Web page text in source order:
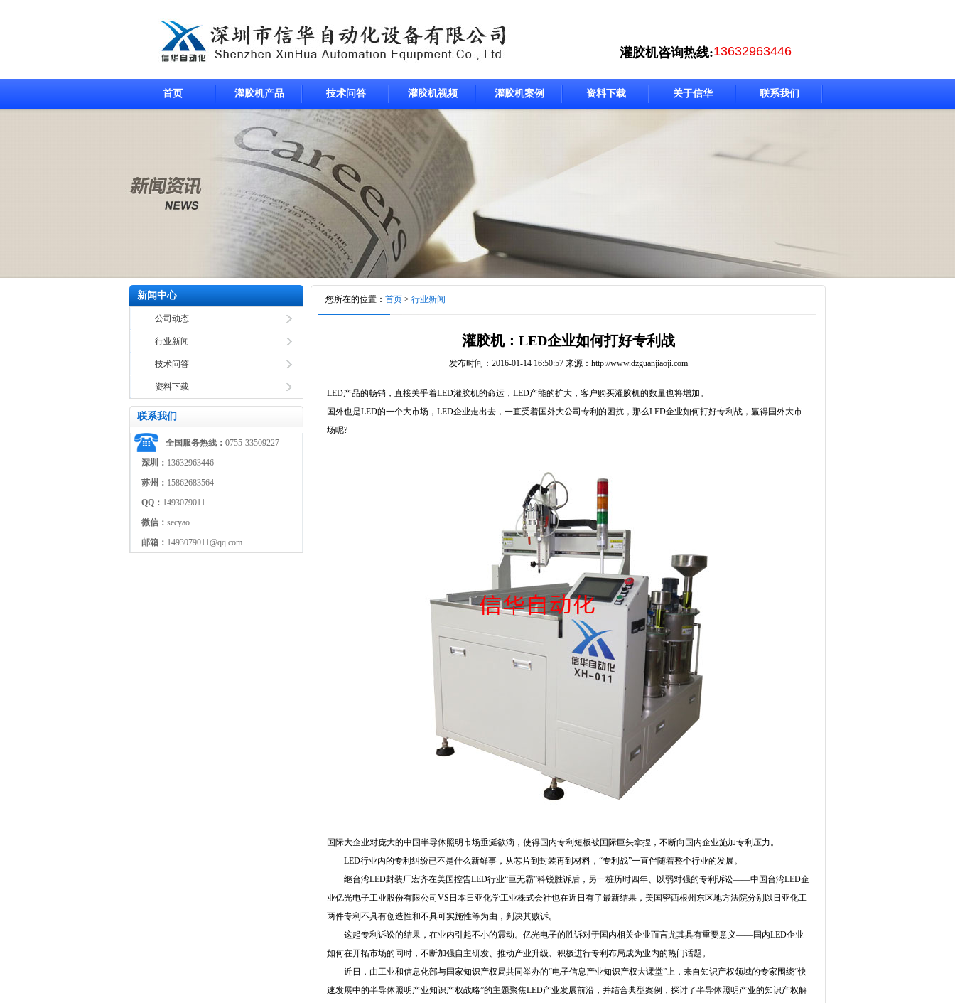
灌胶机咨询热线:13632963446
首页 灌胶机产品 技术问答 灌胶机视频 灌胶机案例 资料下载 关于信华 联系我们
新闻中心
公司动态
行业新闻
技术问答
资料下载
联系我们
全国服务热线： 0755-33509227
深圳： 13632963446
苏州： 15862683564
QQ： 1493079011
微信： secyao
邮箱： 1493079011@qq.com
您所在的位置： 首页 > 行业新闻
灌胶机：LED企业如何打好专利战
发布时间：2016-01-14 16:50:57 来源：http://www.dzguanjiaoji.com
LED产品的畅销，直接关乎着LED灌胶机的命运，LED产能的扩大，客户购买灌胶机的数量也将增加。
国外也是LED的一个大市场，LED企业走出去，一直受着国外大公司专利的困扰，那么LED企业如何打好专利战，赢得国外大市
场呢?
国际大企业对庞大的中国半导体照明市场垂涎欲滴，使得国内专利短板被国际巨头拿捏，不断向国内企业施加专利压力。
LED行业内的专利纠纷已不是什么新鲜事，从芯片到封装再到材料，“专利战”一直伴随着整个行业的发展。
继台湾LED封装厂宏齐在美国控告LED行业“巨无霸”科锐胜诉后，另一桩历时四年、以弱对强的专利诉讼——中国台湾LED企
业亿光电子工业股份有限公司VS日本日亚化学工业株式会社也在近日有了最新结果，美国密西根州东区地方法院分别以日亚化工
两件专利不具有创造性和不具可实施性等为由，判决其败诉。
这起专利诉讼的结果，在业内引起不小的震动。亿光电子的胜诉对于国内相关企业而言尤其具有重要意义——国内LED企业
如何在开拓市场的同时，不断加强自主研发、推动产业升级、积极进行专利布局成为业内的热门话题。
近日，由工业和信息化部与国家知识产权局共同举办的“电子信息产业知识产权大课堂”上，来自知识产权领域的专家围绕“快
速发展中的半导体照明产业知识产权战略”的主题聚焦LED产业发展前沿，并结合典型案例，探讨了半导体照明产业的知识产权解